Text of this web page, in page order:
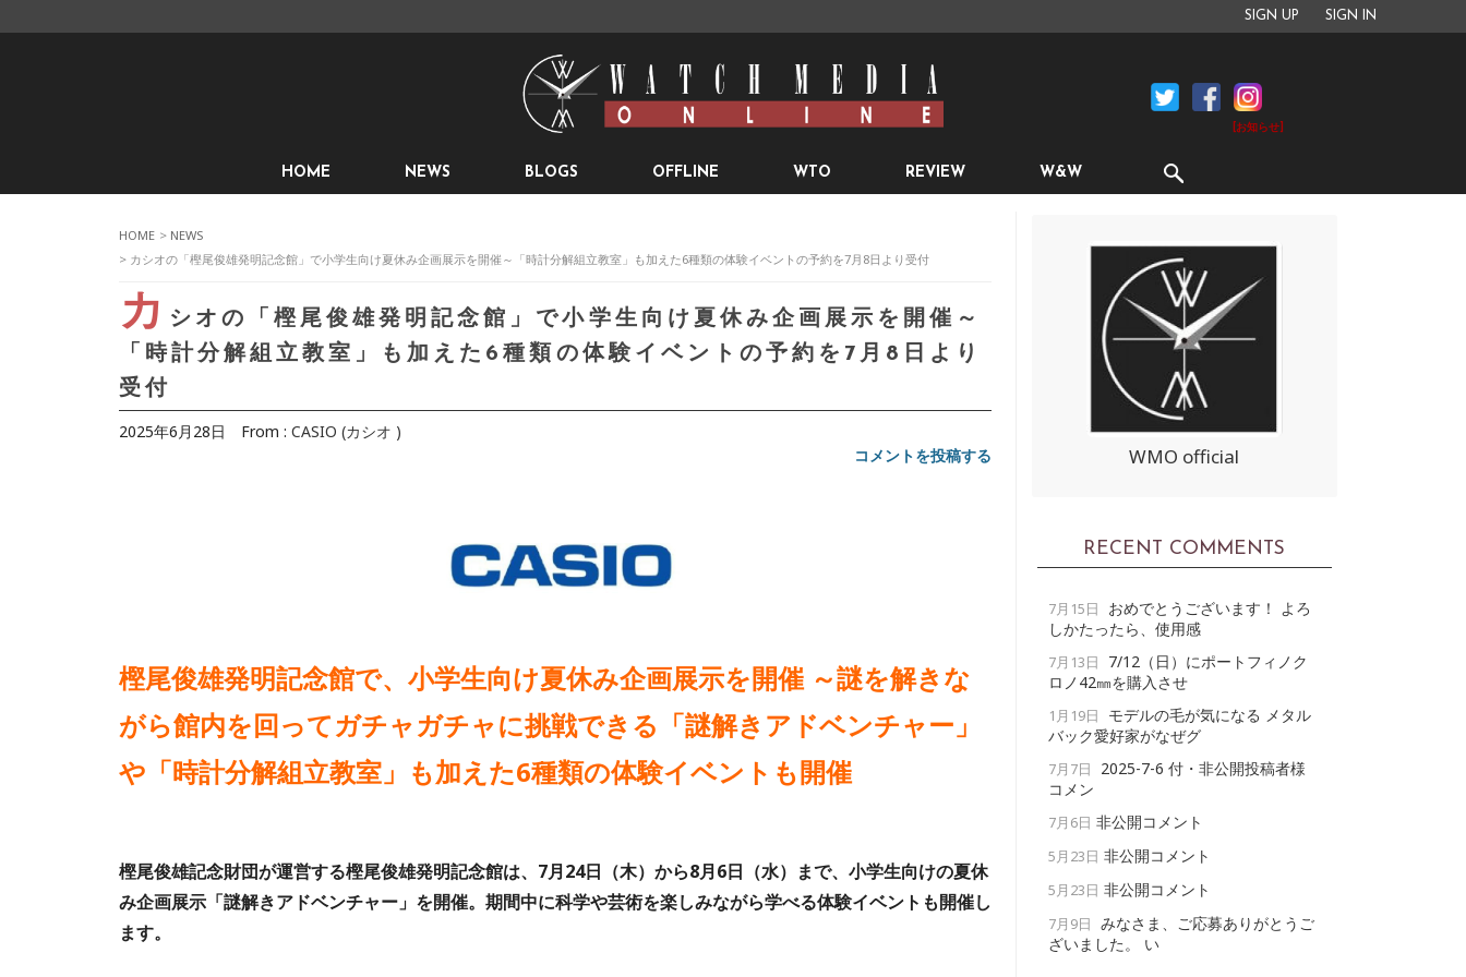
SIGN UP SIGN IN
[お知らせ]
HOME NEWS BLOGS OFFLINE WTO REVIEW W&W
HOME > NEWS
> カシオの「樫尾俊雄発明記念館」で小学生向け夏休み企画展示を開催～「時計分解組立教室」も加えた6種類の体験イベントの予約を7月8日より受付
カ シオの「樫尾俊雄発明記念館」で小学生向け夏休み企画展示を開催～
「時計分解組立教室」も加えた6種類の体験イベントの予約を7月8日より
受付
2025年6月28日 From : CASIO (カシオ )
コメントを投稿する
樫尾俊雄発明記念館で、小学生向け夏休み企画展示を開催 ～謎を解きな
がら館内を回ってガチャガチャに挑戦できる「謎解きアドベンチャー」
や「時計分解組立教室」も加えた6種類の体験イベントも開催
樫尾俊雄記念財団が運営する樫尾俊雄発明記念館は、7月24日（木）から8月6日（水）まで、小学生向けの夏休
み企画展示「謎解きアドベンチャー」を開催。期間中に科学や芸術を楽しみながら学べる体験イベントも開催し
ます。
WMO official
RECENT COMMENTS
7月15日
おめでとうございます！ よろ
しかたったら、使用感
7月13日
7/12（日）にポートフィノク
ロノ42㎜を購入させ
1月19日
モデルの毛が気になる メタル
バック愛好家がなぜグ
7月7日
2025-7-6 付・非公開投稿者様
コメン
7月6日 非公開コメント
5月23日 非公開コメント
5月23日 非公開コメント
7月9日 みなさま、ご応募ありがとうご
ざいました。 い